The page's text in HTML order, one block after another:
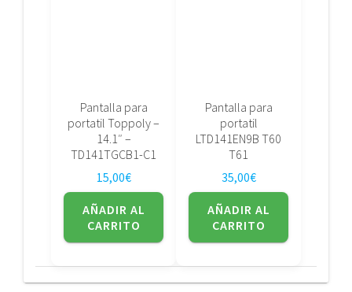
Pantalla para
portatil Toppoly –
14.1″ –
TD141TGCB1-C1
15,00€
AÑADIR AL
CARRITO
Pantalla para
portatil
LTD141EN9B T60
T61
35,00€
AÑADIR AL
CARRITO